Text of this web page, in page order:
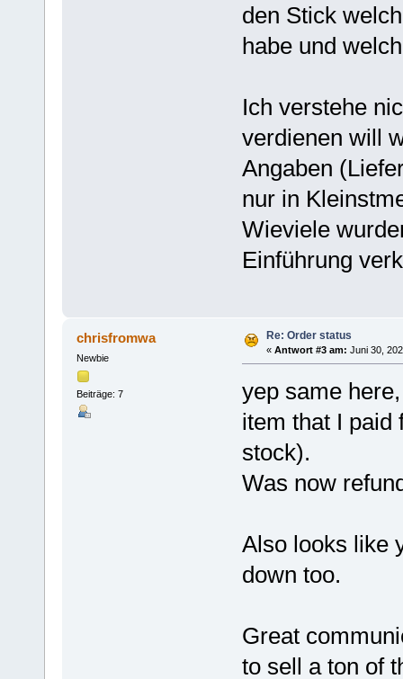
den Stick
habe und
Ich verstehe
verdienen will
Angaben
nur in
Wieviele
Einführung
chrisfromwa
Newbie
Beiträge: 7
Re: Order status
« Antwort #3 am: Juni 30,
yep same
item that I paid
stock).
Was now
Also looks like
down too.
Great
to sell a ton of